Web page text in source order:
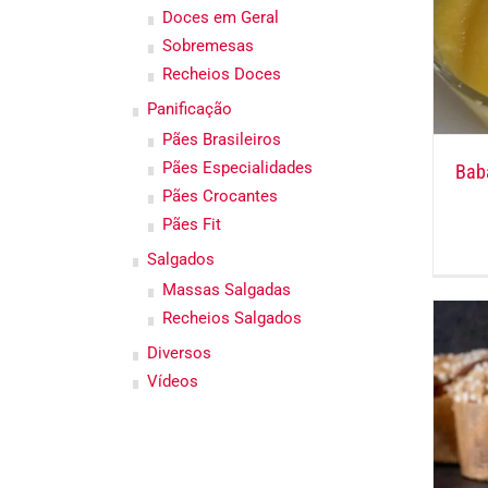
Doces em Geral
Sobremesas
Recheios Doces
Panificação
Pães Brasileiros
Pães Especialidades
Pães Crocantes
Pães Fit
Salgados
Massas Salgadas
Recheios Salgados
Diversos
Vídeos